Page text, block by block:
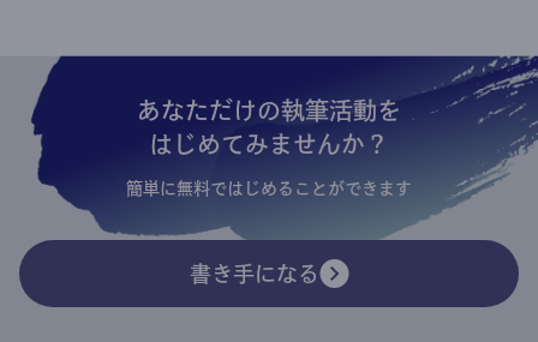
あなただけの執筆活動を
はじめてみませんか？
簡単に無料ではじめることができます
書き手になる